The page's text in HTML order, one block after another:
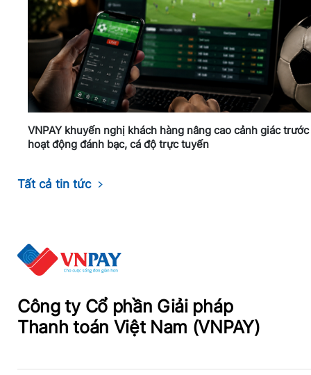
VNPAY khuyến nghị khách hàng nâng cao cảnh giác trước
hoạt động đánh bạc, cá độ trực tuyến
VNPAY – Fintech tài chính công nghệ đầu tiên được vinh
Thương hiệu Quốc gia Việt Nam 2020
Tất cả tin tức
Công ty Cổ phần Giải pháp
Thanh toán Việt Nam (VNPAY)